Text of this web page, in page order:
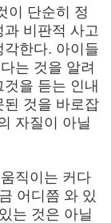
이 단순히 정
비판적 사고
한다. 아이들
는 것을 알려
을 듣는 인내
된 것을 바로잡
자질이 아닐
직이는 커다
어디쯤 와 있
는 것은 아닐